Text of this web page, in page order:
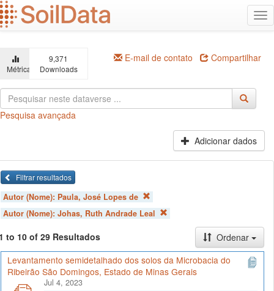
Ir
para
o
principal
Métricas
9,371
Downloads
E-mail de contato Compartilhar
Pesquisa avançada
Adicionar dados
Filtrar resultados
Autor (Nome): Paula, José Lopes de
Autor (Nome): Johas, Ruth Andrade Leal
to 10 of 29 Resultados
Ordenar
Levantamento semidetalhado dos solos da Microbacia do
Ribeirão São Domingos, Estado de Minas Gerais
Jul 4, 2023